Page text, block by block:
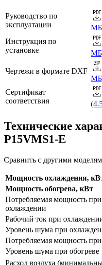
Руководство по
эксплуатации
Инструкция по
установке
Чертежи в формате DXF
Сертификат
соответствия
Технические
P15VMS1-E
Сравнить с другими
Мощность охлаждения,
Мощность обогрева, кВт
Потребляемая мощность при
охлаждении
Рабочий ток при
Уровень шума при
Потребляемая мощность при
Уровень шума при обогреве
Расход воздуха